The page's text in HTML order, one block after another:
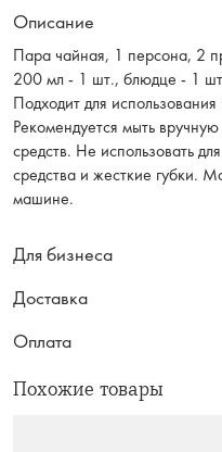
Описание
Пара чайная, 1 персона, 2
200 мл - 1 шт., блюдце - 1
Подходит для
Рекомендуется мыть
средств. Не использовать
средства и жесткие губки.
машине.
Для бизнеса
Доставка
Оплата
Похожие товары